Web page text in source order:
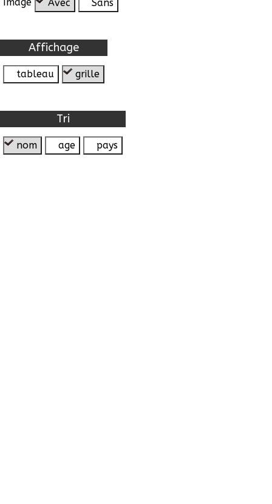
Avec Sans
Affichage
tableau grille
Tri
nom age pays